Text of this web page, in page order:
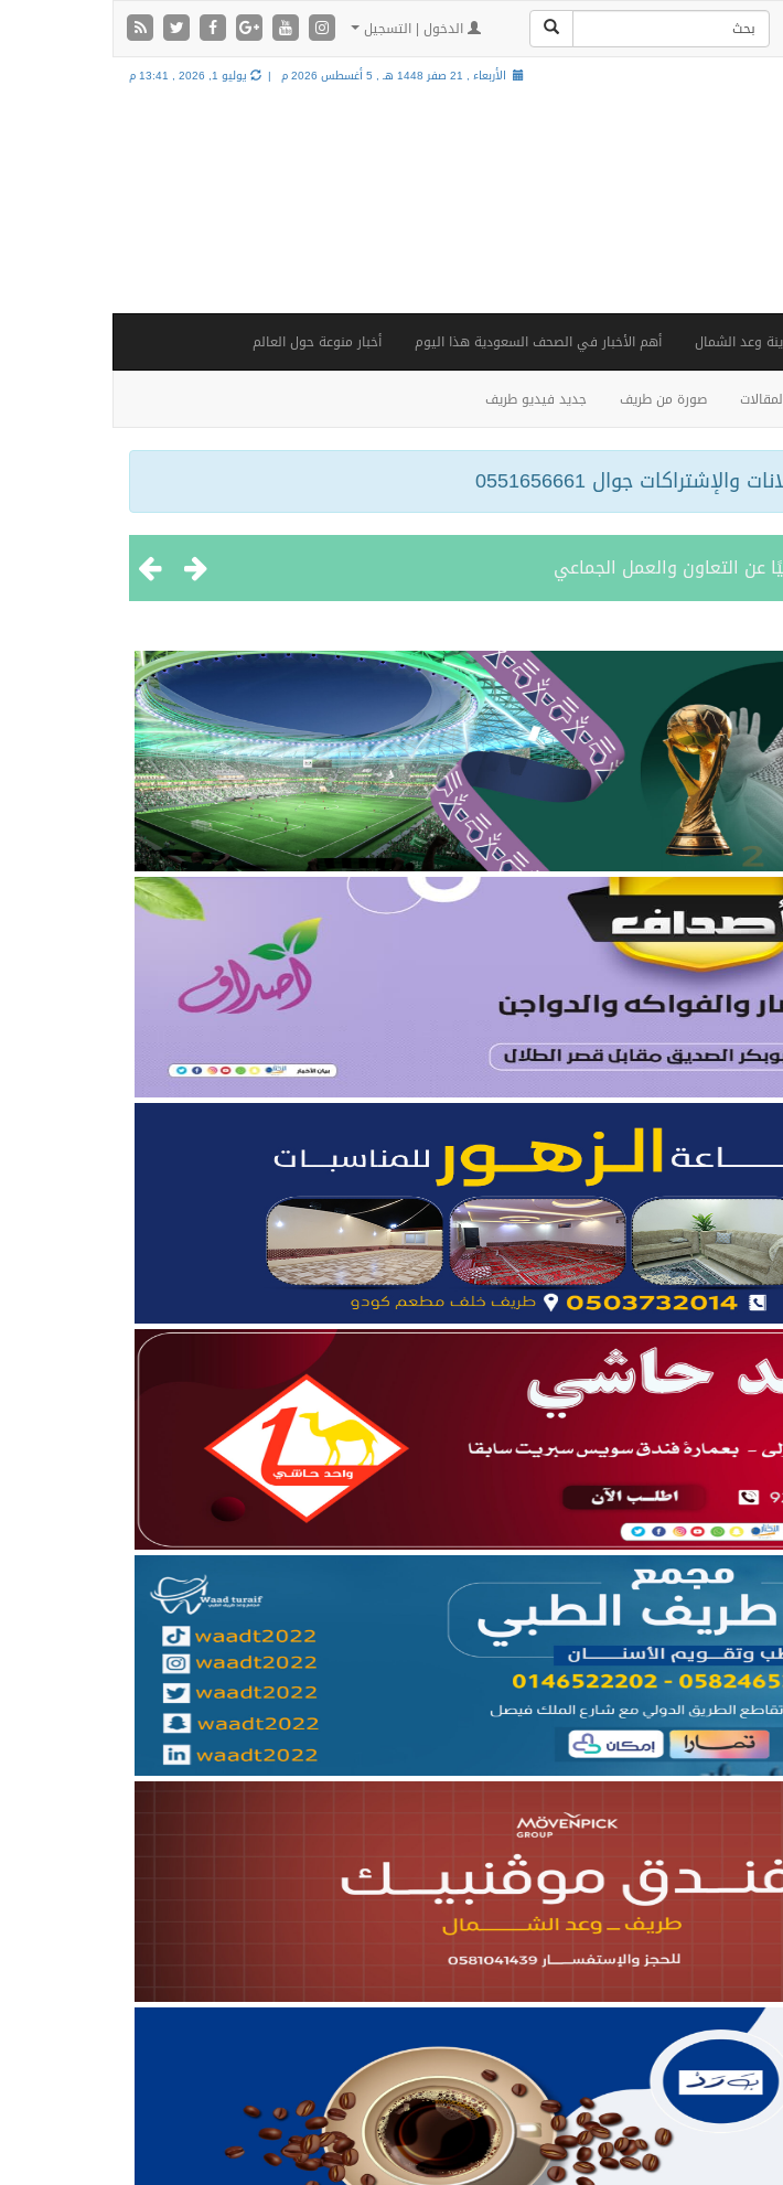
الدخول | التسجيل
الأربعاء , 21 صفر 1448 هـ , 5 أغسطس 2026 م | يوليو 1, 2026 , 13:41 م
وعد الشمال أهم الأخبار في الصحف السعودية هذا اليوم أخبار منوعة حول العالم
صورة من طريف جديد فيديو طريف
وأعضاء نادي المساعدية بمناسبة تحقيق بطولتين إقليميتين
“عمر”
مجلس منطقة الحدود الشمالية
منطقة الحدود الشمالية
الموارد البشرية بالمنطقة لعام 2025
“صيفنا شمالي 2026”
الرابع من الدورة الصيفية “ربيع القلوب”
عن التعاون والعمل الجماعي